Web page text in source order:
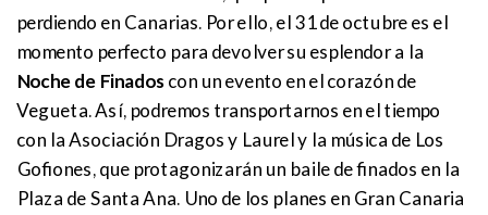
perdiendo en Canarias. Por ello, el 31 de octubre es el
momento perfecto para devolver su esplendor a la
Noche de Finadoscon un evento en el corazón de
Vegueta. Así, podremos transportarnos en el tiempo
con la Asociación Dragos y Laurel y la música de Los
Gofiones, que protagonizarán un baile de finados en la
Plaza de Santa Ana. Uno de los planes en Gran Canaria